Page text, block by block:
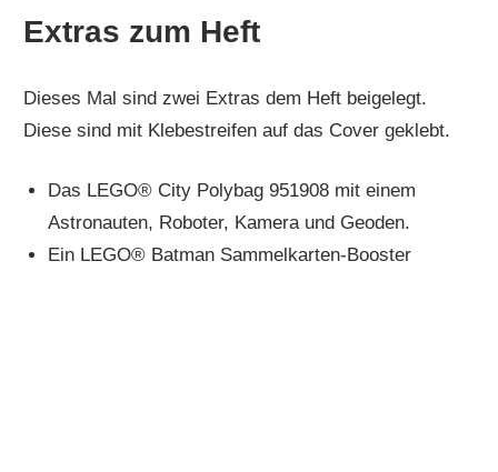
Extras zum Heft
Dieses Mal sind zwei Extras dem Heft beigelegt.
Diese sind mit Klebestreifen auf das Cover geklebt.
Das LEGO® City Polybag 951908 mit einem
Astronauten, Roboter, Kamera und Geoden.
Ein LEGO® Batman Sammelkarten-Booster